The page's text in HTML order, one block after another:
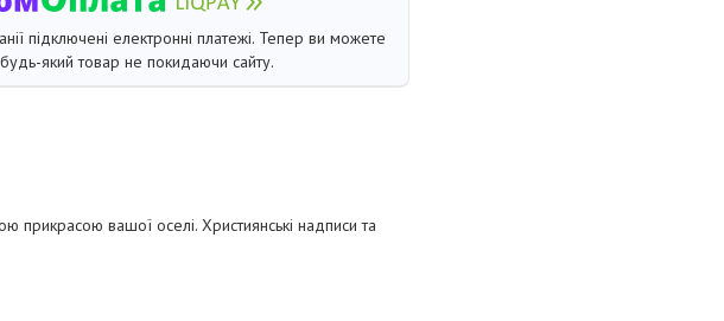
підключені електронні платежі. Тепер ви можете
який товар не покидаючи сайту.
прикрасою вашої оселі. Християнські надписи та